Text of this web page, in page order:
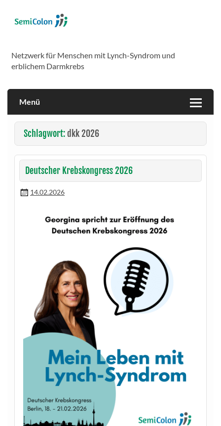
content
Netzwerk für Menschen mit Lynch-Syndrom und
erblichem Darmkrebs
Menü
Schlagwort: dkk 2026
Deutscher Krebskongress 2026
14.02.2026